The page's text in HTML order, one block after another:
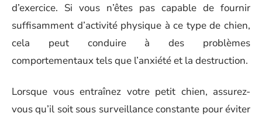
d’exercice. Si vous n’êtes pas capable de fournir
suffisamment d’activité physique à ce type de chien,
cela peut conduire à des problèmes
comportementaux tels que l’anxiété et la destruction.
Lorsque vous entraînez votre petit chien, assurez-
vous qu’il soit sous surveillance constante pour éviter